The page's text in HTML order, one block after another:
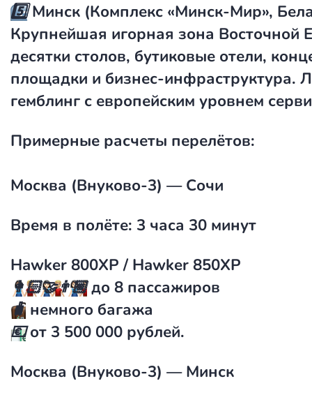
5️⃣Минск (Комплекс «Минск-Мир»,
Крупнейшая игорная зона Восточной
десятки столов, бутиковые отели,
площадки и бизнес-инфраструктура.
гемблинг с европейским уровнем
Примерные расчеты перелётов:
Москва (Внуково-3) — Сочи
Время в полёте: 3 часа 30 минут
Hawker 800XP / Hawker 850XP
👩🏻‍🤝‍👨🏼до 8 пассажиров
🧳 немного багажа
💶от 3 500 000 рублей.
Москва (Внуково-3) — Минск